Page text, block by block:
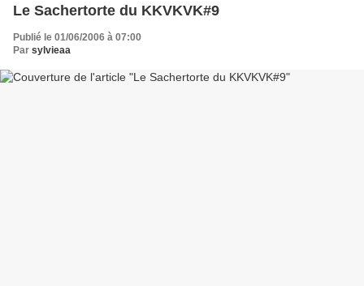
Le Sachertorte du KKVKVK#9
Publié le 01/06/2006 à 07:00
Par sylvieaa